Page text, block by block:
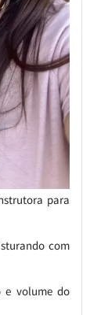
para
com
e volume do